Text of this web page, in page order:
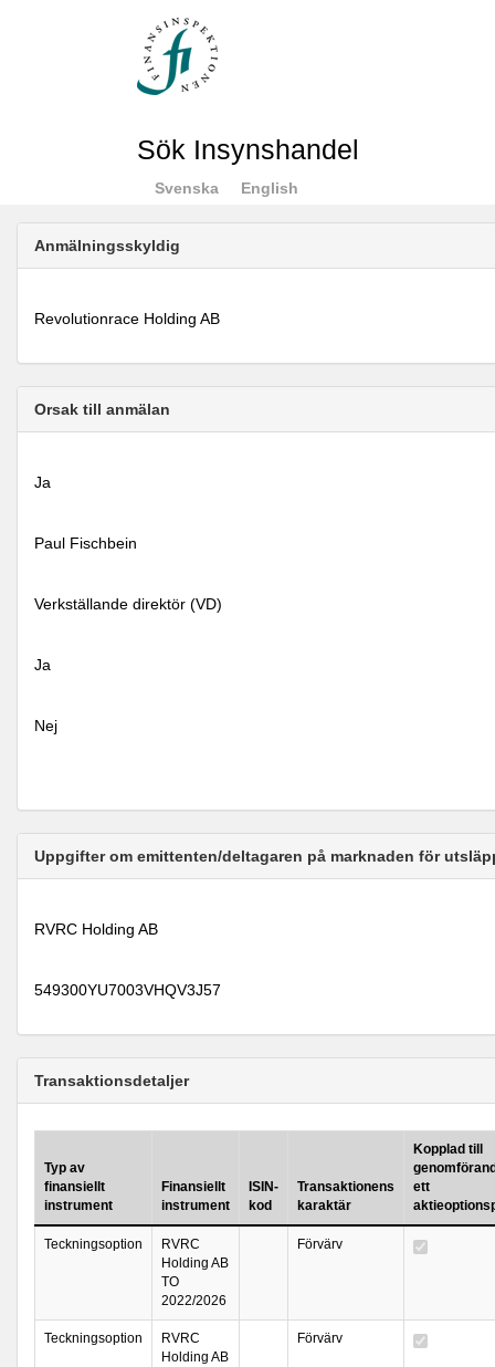
Sök Insynshandel
Svenska English
Anmälningsskyldig
Revolutionrace Holding AB
Orsak till anmälan
Ja
Paul Fischbein
Verkställande direktör (VD)
Ja
Nej
Uppgifter om emittenten/deltagaren på marknaden för
RVRC Holding AB
549300YU7003VHQV3J57
Transaktionsdetaljer
Typ av
finansiellt
instrument
Finansiellt
instrument
ISIN-
kod
Transaktionens
karaktär
Kopplad till
ett
Teckningsoption
RVRC
Holding AB
TO
2022/2026
Förvärv
Teckningsoption
RVRC
Holding AB
Förvärv